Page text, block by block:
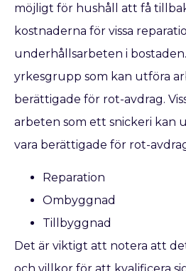
möjligt för hushåll att få
kostnaderna för vissa
underhållsarbeten i
yrkesgrupp som kan utföra
berättigade för rot-avdrag.
arbeten som ett snickeri kan
vara berättigade för rot-
Reparation
Ombyggnad
Tillbyggnad
Det är viktigt att notera att